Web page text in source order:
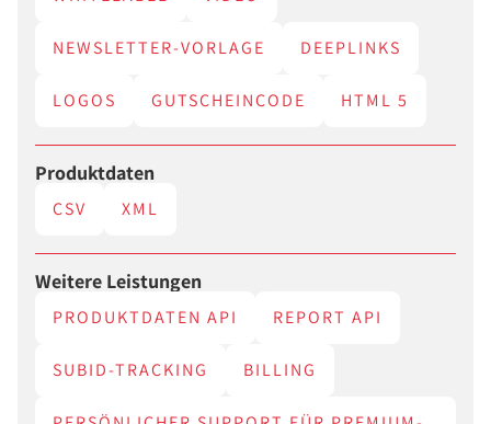
NEWSLETTER-VORLAGE DEEPLINKS
LOGOS GUTSCHEINCODE HTML 5
Produktdaten
CSV XML
Weitere Leistungen
PRODUKTDATEN API REPORT API
SUBID-TRACKING BILLING